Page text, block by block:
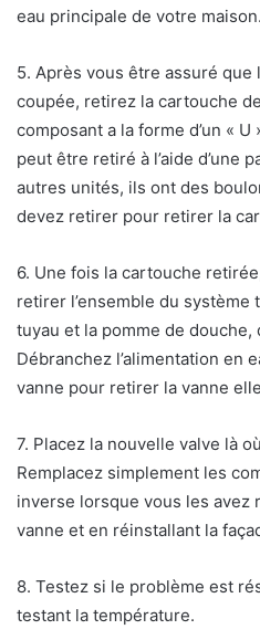
eau principale de votre maison.
5. Après vous être assuré que
coupée, retirez la cartouche
composant a la forme d’un «
peut être retiré à l’aide d’une
autres unités, ils ont des
devez retirer pour retirer la
6. Une fois la cartouche
retirer l’ensemble du
tuyau et la pomme de douche,
Débranchez l’alimentation en
vanne pour retirer la vanne
7. Placez la nouvelle valve là
Remplacez simplement les
inverse lorsque vous les avez
vanne et en réinstallant la
8. Testez si le problème est
testant la température.